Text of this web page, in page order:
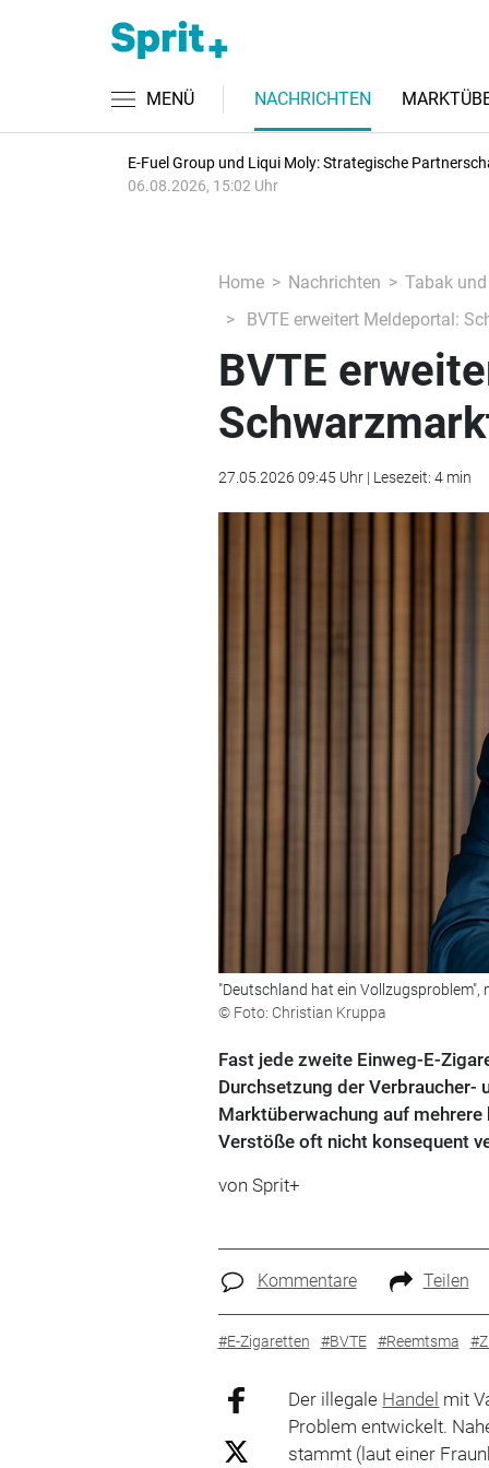
MENÜ NACHRICHTEN
E-Fuel Group und Liqui Moly: Strategische
06.08.2026, 15:02 Uhr
Home Nachrichten
Tabak
BVTE erweitert Meldeportal:
BVTE
27.05.2026 09:45 Uhr | Lesezeit: 4 min
"Deutschland hat ein
© Foto: Christian Kruppa
Fast jede zweite Einweg-E-
Durchsetzung der Verbraucher-
Marktüberwachung auf
Verstöße oft nicht konsequent
von Sprit+
Kommentare Teilen
#E-Zigaretten #BVTE #Reemtsma
Der illegale Handel mit
Problem entwickelt.
stammt (laut einer